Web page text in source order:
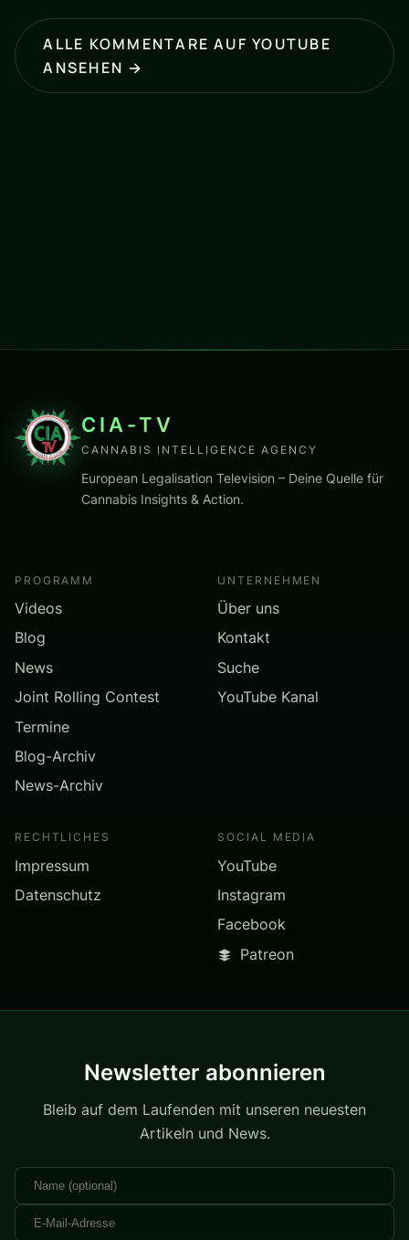
ALLE KOMMENTARE AUF YOUTUBE
ANSEHEN →
CIA-TV
CANNABIS INTELLIGENCE AGENCY
European Legalisation Television – Deine Quelle für
Cannabis Insights & Action.
PROGRAMM
Videos
Blog
News
Joint Rolling Contest
Termine
Blog-Archiv
News-Archiv
UNTERNEHMEN
Über uns
Kontakt
Suche
YouTube Kanal
RECHTLICHES
Impressum
Datenschutz
SOCIAL MEDIA
YouTube
Instagram
Facebook
Patreon
Newsletter abonnieren
Bleib auf dem Laufenden mit unseren neuesten
Artikeln und News.